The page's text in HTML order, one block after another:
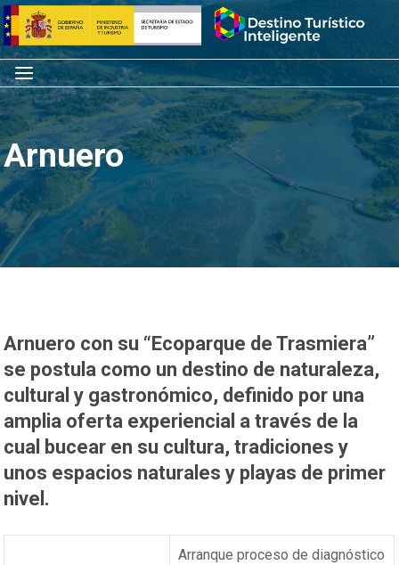
Saltar
al
contenido
Inicio
Menú
Arnuero
Arnuero con su “Ecoparque de Trasmiera”
se postula como un destino de naturaleza,
cultural y gastronómico, definido por una
amplia oferta experiencial a través de la
cual bucear en su cultura, tradiciones y
unos espacios naturales y playas de primer
nivel.
Arranque proceso de diagnóstico